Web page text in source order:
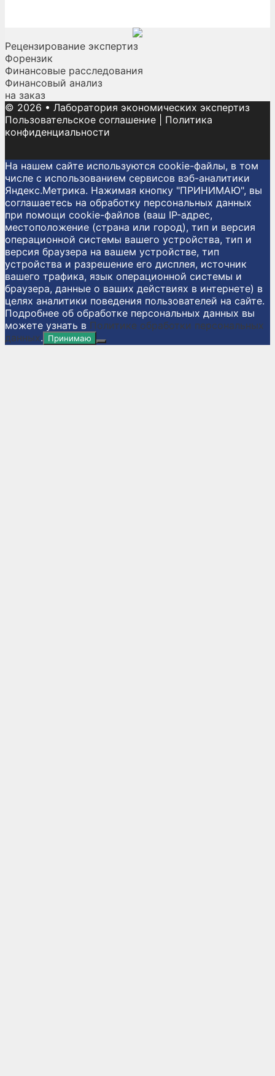
Рецензирование экспертиз
Форензик
Финансовые расследования
Финансовый анализ
на заказ
© 2026 • Лаборатория экономических экспертиз
Пользовательское соглашение
Политика
конфиденциальности
На нашем сайте используются cookie-файлы, в том
числе с использованием сервисов вэб-аналитики
Яндекс.Метрика. Нажимая кнопку "ПРИНИМАЮ", вы
соглашаетесь на обработку персональных данных
при помощи cookie-файлов (ваш IP-адрес,
местоположение (страна или город), тип и версия
операционной системы вашего устройства, тип и
версия браузера на вашем устройстве, тип
устройства и разрешение его дисплея, источник
вашего трафика, язык операционной системы и
браузера, данные о ваших действиях в интернете) в
целях аналитики поведения пользователей на сайте.
Подробнее об обработке персональных данных вы
можете узнать в Политике обработки персональных
данных. Принимаю